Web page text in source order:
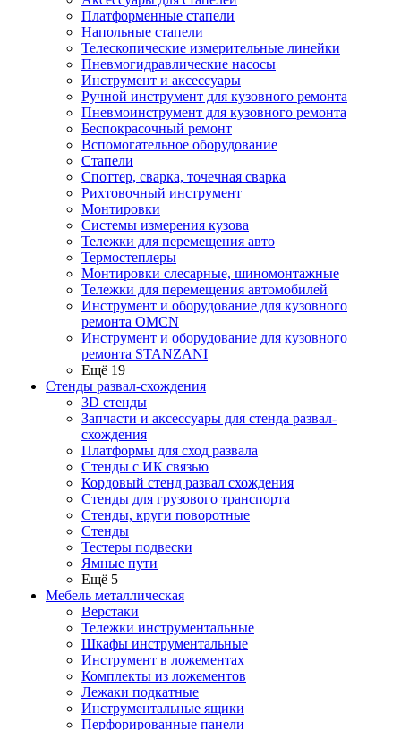
Платформенные стапели
Напольные стапели
Телескопические измерительные линейки
Пневмогидравлические насосы
Инструмент и аксессуары
Ручной инструмент для кузовного ремонта
Пневмоинструмент для кузовного ремонта
Беспокрасочный ремонт
Вспомогательное оборудование
Стапели
Споттер, сварка, точечная сварка
Рихтовочный инструмент
Монтировки
Системы измерения кузова
Тележки для перемещения авто
Термостеплеры
Монтировки слесарные, шиномонтажные
Тележки для перемещения автомобилей
Инструмент и оборудование для кузовного
ремонта OMCN
Инструмент и оборудование для кузовного
ремонта STANZANI
Ещё 19
Стенды развал-схождения
3D стенды
Запчасти и аксессуары для стенда развал-
схождения
Платформы для сход развала
Стенды с ИК связью
Кордовый стенд развал схождения
Стенды для грузового транспорта
Стенды, круги поворотные
Стенды
Тестеры подвески
Ямные пути
Ещё 5
Мебель металлическая
Верстаки
Тележки инструментальные
Шкафы инструментальные
Инструмент в ложементах
Комплекты из ложементов
Лежаки подкатные
Инструментальные ящики
Перфорированные панели